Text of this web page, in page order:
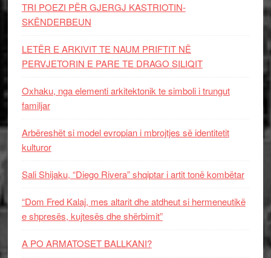
TRI POEZI PËR GJERGJ KASTRIOTIN-
SKËNDERBEUN
LETËR E ARKIVIT TE NAUM PRIFTIT NË
PERVJETORIN E PARE TE DRAGO SILIQIT
Oxhaku, nga elementi arkitektonik te simboli i trungut
familjar
Arbëreshët si model evropian i mbrojtjes së identitetit
kulturor
Sali Shijaku, “Diego Rivera” shqiptar i artit tonë kombëtar
“Dom Fred Kalaj, mes altarit dhe atdheut si hermeneutikë
e shpresës, kujtesës dhe shërbimit”
A PO ARMATOSET BALLKANI?